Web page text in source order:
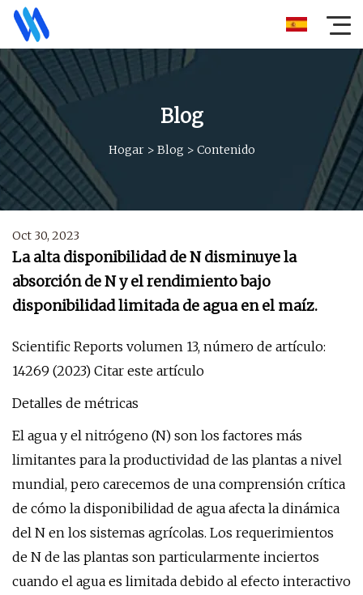
Blog
Hogar> Blog > Contenido
Oct 30, 2023
La alta disponibilidad de N disminuye la
absorción de N y el rendimiento bajo
disponibilidad limitada de agua en el maíz.
Scientific Reports volumen 13, número de artículo:
14269 (2023) Citar este artículo
Detalles de métricas
El agua y el nitrógeno (N) son los factores más
limitantes para la productividad de las plantas a nivel
mundial, pero carecemos de una comprensión crítica
de cómo la disponibilidad de agua afecta la dinámica
del N en los sistemas agrícolas. Los requerimientos
de N de las plantas son particularmente inciertos
cuando el agua es limitada debido al efecto interactivo